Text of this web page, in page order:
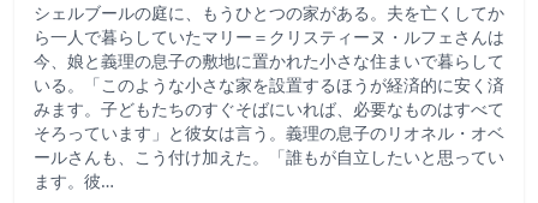
シェルブールの庭に、もうひとつの家がある。夫を亡くしてか
ら一人で暮らしていたマリー＝クリスティーヌ・ルフェさんは
今、娘と義理の息子の敷地に置かれた小さな住まいで暮らして
いる。「このような小さな家を設置するほうが経済的に安く済
みます。子どもたちのすぐそばにいれば、必要なものはすべて
そろっています」と彼女は言う。義理の息子のリオネル・オベ
ールさんも、こう付け加えた。「誰もが自立したいと思ってい
ます。彼…